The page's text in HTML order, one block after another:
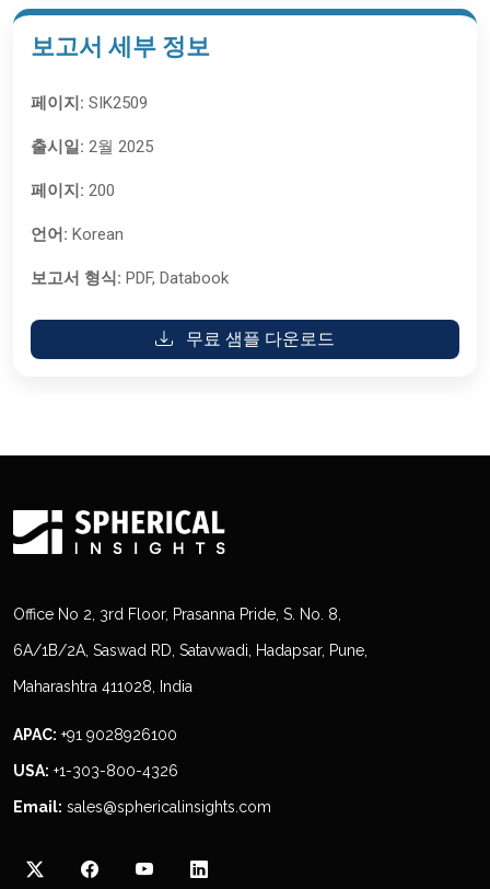
보고서 세부 정보
페이지: SIK2509
출시일: 2월 2025
페이지: 200
언어: Korean
보고서 형식: PDF, Databook
무료 샘플 다운로드
Office No 2, 3rd Floor, Prasanna Pride, S. No. 8,
6A/1B/2A, Saswad RD, Satavwadi, Hadapsar, Pune,
Maharashtra 411028, India
APAC: +91 9028926100
USA: +1-303-800-4326
Email: sales@sphericalinsights.com